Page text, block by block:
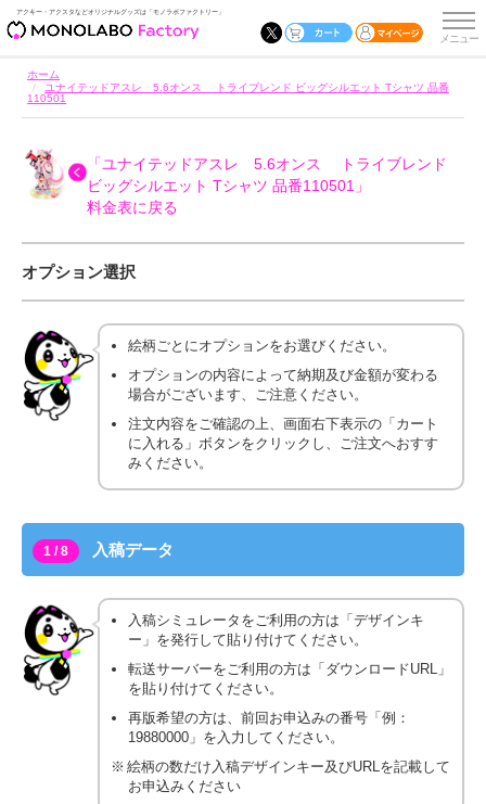
アクキー・アクスタなどオリジナルグッズは「モノラボファクトリー」
ホーム
ユナイテッドアスレ 5.6オンス トライブレンド ビッグシルエット Tシャツ 品番
110501
「ユナイテッドアスレ 5.6オンス トライブレンド
ビッグシルエット Tシャツ 品番110501」
料金表に戻る
オプション選択
絵柄ごとにオプションをお選びください。
オプションの内容によって納期及び金額が変わる
場合がございます、ご注意ください。
注文内容をご確認の上、画面右下表示の「カート
に入れる」ボタンをクリックし、ご注文へおすす
みください。
1 / 8 入稿データ
入稿シミュレータをご利用の方は「デザインキ
ー」を発行して貼り付けてください。
転送サーバーをご利用の方は「ダウンロードURL」
を貼り付けてください。
再版希望の方は、前回お申込みの番号「例：
19880000」を入力してください。
絵柄の数だけ入稿デザインキー及びURLを記載して
お申込みください